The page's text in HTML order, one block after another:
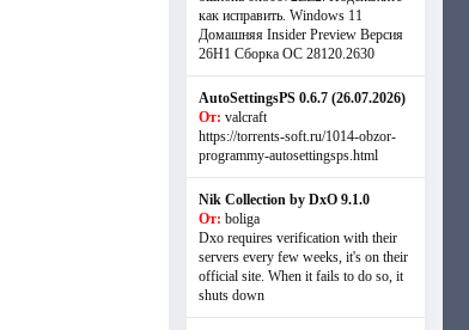
как исправить. Windows 11
Домашняя Insider Preview Версия
26H1 Сборка ОС 28120.2630
AutoSettingsPS 0.6.7 (26.07.2026)
От: valcraft
https://torrents-soft.ru/1014-obzor-
programmy-autosettingsps.html
Nik Collection by DxO 9.1.0
От: boliga
Dxo requires verification with their
servers every few weeks, it's on their
official site. When it fails to do so, it
shuts down